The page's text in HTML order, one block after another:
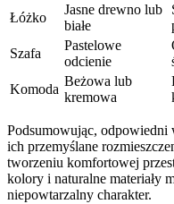
Łóżko
Jasne drewno lub
białe
Szafa
Pastelowe
odcienie
Komoda
Beżowa lub
kremowa
Podsumowując,
ich przemyślane
tworzeniu komfortowej
kolory i naturalne materiały
niepowtarzalny charakter.